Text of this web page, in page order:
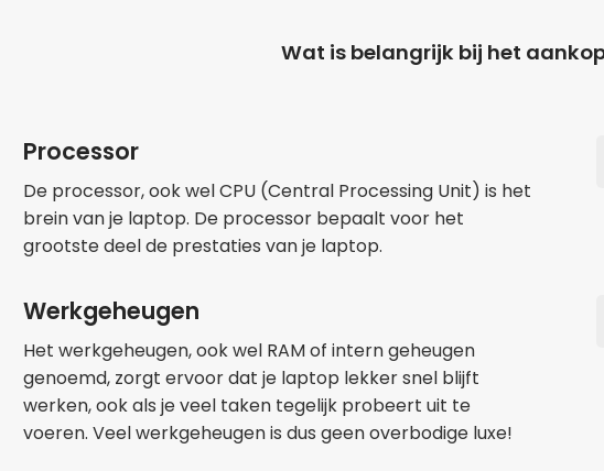
Wat is belangrijk bij het
Processor
De processor, ook wel CPU (Central Processing Unit) is het
brein van je laptop. De processor bepaalt voor het
grootste deel de prestaties van je laptop.
Werkgeheugen
Het werkgeheugen, ook wel RAM of intern geheugen
genoemd, zorgt ervoor dat je laptop lekker snel blijft
werken, ook als je veel taken tegelijk probeert uit te
voeren. Veel werkgeheugen is dus geen overbodige luxe!